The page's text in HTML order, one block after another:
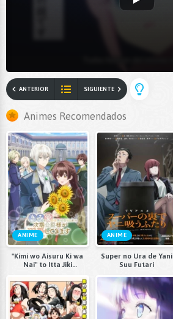
ANTERIOR SIGUIENTE
Animes Recomendados
ANIME
"Kimi wo Aisuru Ki wa
Nai" to Itta Jiki
Nazeka Dekiai
shitekimasu
ANIME
Super no Ura de Yani
Suu Futari